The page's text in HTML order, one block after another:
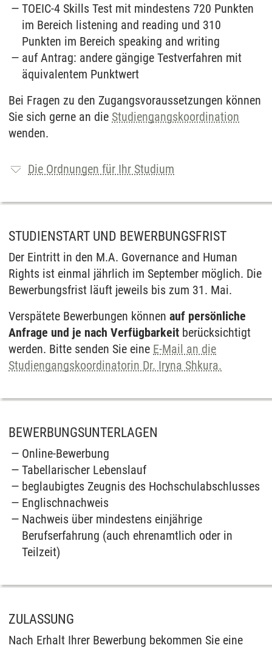
TOEIC-4 Skills Test mit mindestens 720 Punkten
im Bereich listening and reading und 310
Punkten im Bereich speaking and writing
auf Antrag: andere gängige Testverfahren mit
äquivalentem Punktwert
Bei Fragen zu den Zugangsvoraussetzungen können
Sie sich gerne an die Studiengangskoordination
wenden.
Die Ordnungen für Ihr Studium
STUDIENSTART UND BEWERBUNGSFRIST
Der Eintritt in den M.A. Governance and Human
Rights ist einmal jährlich im September möglich. Die
Bewerbungsfrist läuft jeweils bis zum 31. Mai.
Verspätete Bewerbungen können auf persönliche
Anfrage und je nach Verfügbarkeit berücksichtigt
werden. Bitte senden Sie eine E-Mail an die
Studiengangskoordinatorin Dr. Iryna Shkura.
BEWERBUNGSUNTERLAGEN
Online-Bewerbung
Tabellarischer Lebenslauf
beglaubigtes Zeugnis des Hochschulabschlusses
Englischnachweis
Nachweis über mindestens einjährige
Berufserfahrung (auch ehrenamtlich oder in
Teilzeit)
ZULASSUNG
Nach Erhalt Ihrer Bewerbung bekommen Sie eine